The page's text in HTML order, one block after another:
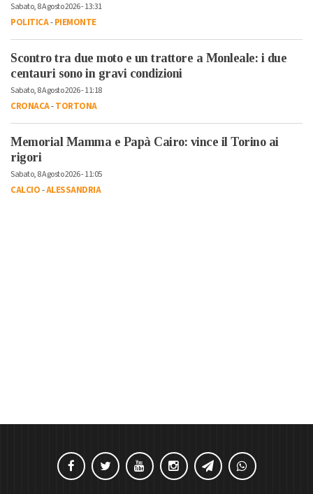
Sabato, 8 Agosto 2026 - 13:31
POLITICA-PIEMONTE
Scontro tra due moto e un trattore a Monleale: i due
centauri sono in gravi condizioni
Sabato, 8 Agosto 2026 - 11:18
CRONACA-TORTONA
Memorial Mamma e Papà Cairo: vince il Torino ai
rigori
Sabato, 8 Agosto 2026 - 11:05
CALCIO-ALESSANDRIA